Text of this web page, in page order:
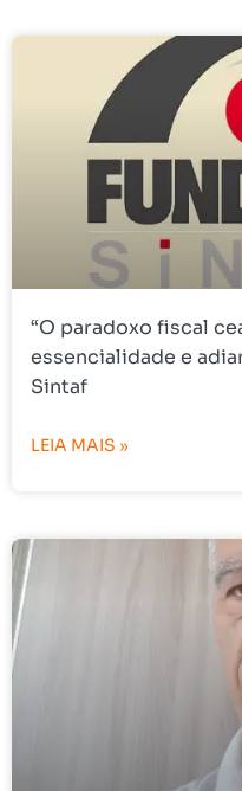
“O paradoxo fiscal
essencialidade e
Sintaf
LEIA MAIS »